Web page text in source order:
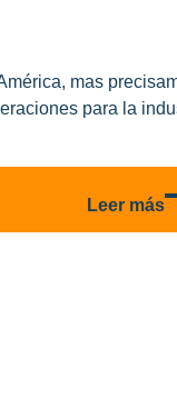
mas
para la
Leer más